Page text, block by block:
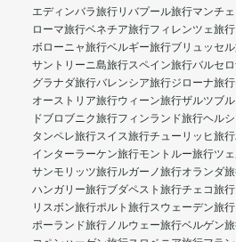
エディンバラ旅行リバプール旅行マンチ
ローマ旅行ベネチア旅行フィレンツェ旅行
ボローニャ旅行ベルギー旅行ブリュッセ
サントリーニ島旅行スペイン旅行バルセ
グラナダ旅行バレンシア旅行ジローナ旅行
オーストリア旅行ウィーン旅行ザルツブ
ドブロブニク旅行フィンランド旅行ヘル
タンペレ旅行スイス旅行チューリッヒ旅行
インターラーケン旅行モントルー旅行ツ
サンモリッツ旅行ルガーノ旅行オランダ
ハンガリー旅行ブダペスト旅行チェコ旅行
リスボン旅行ポルト旅行スウェーデン旅行
ポーランド旅行ノルウェー旅行ベルゲン